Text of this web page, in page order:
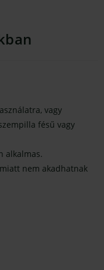
vagy
fésű vagy
alkalmas.
nem akadhatnak